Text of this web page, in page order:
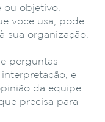
ou objetivo.
você usa, pode
sua organização.
perguntas
e
da equipe.
precisa para